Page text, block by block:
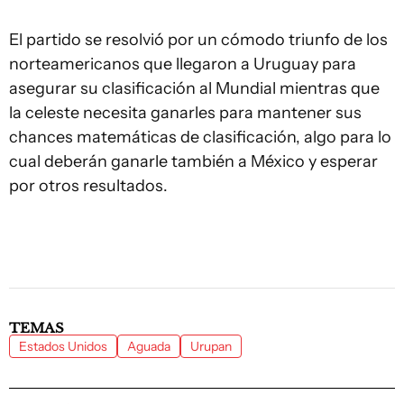
El partido se resolvió por un cómodo triunfo de los
norteamericanos que llegaron a Uruguay para
asegurar su clasificación al Mundial mientras que
la celeste necesita ganarles para mantener sus
chances matemáticas de clasificación, algo para lo
cual deberán ganarle también a México y esperar
por otros resultados.
TEMAS
Estados Unidos Aguada Urupan